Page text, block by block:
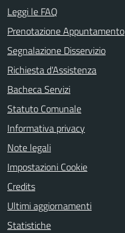
Leggi le FAQ
Prenotazione Appuntamento
Segnalazione Disservizio
Richiesta d'Assistenza
Bacheca Servizi
Statuto Comunale
Informativa privacy
Note legali
Impostazioni Cookie
Credits
Ultimi aggiornamenti
Statistiche